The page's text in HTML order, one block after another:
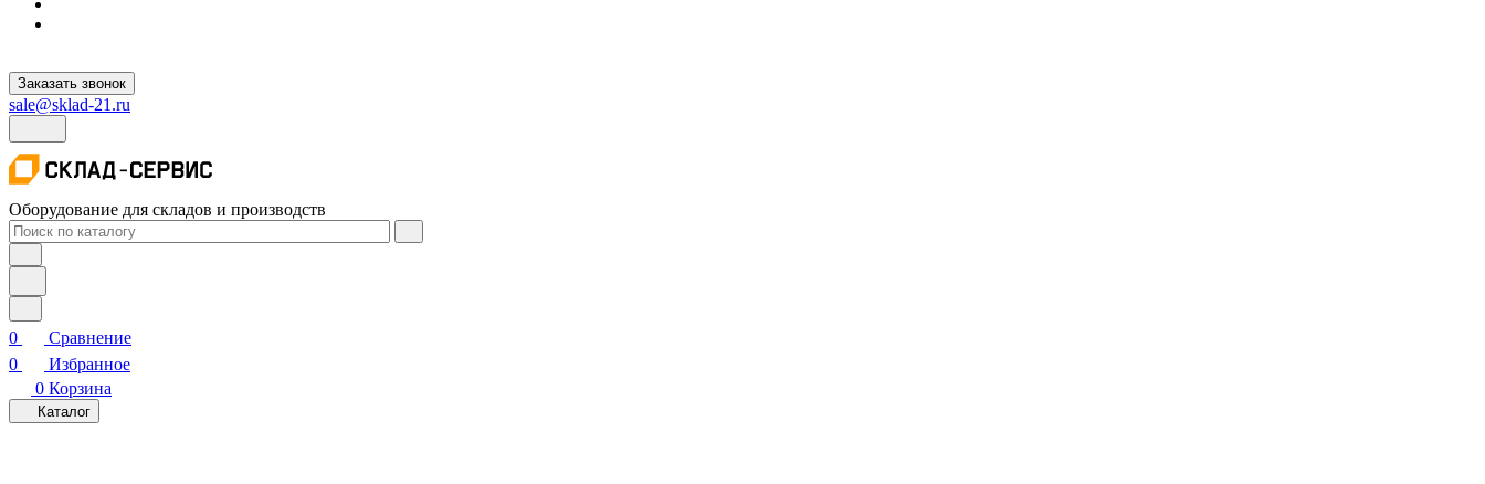
Заказать звонок
sale@sklad-21.ru
Оборудование для складов и производств
0
Сравнение
0
Избранное
0 Корзина
Каталог